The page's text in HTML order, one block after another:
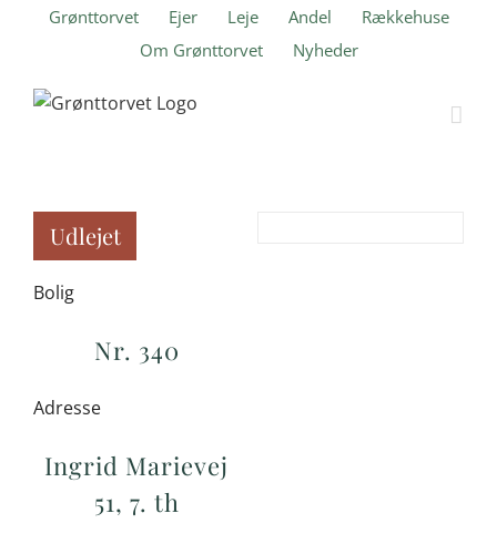
Grønttorvet Ejer Leje Andel
Rækkehuse
Om Grønttorvet
Nyheder
Udlejet
Bolig
Nr. 340
Adresse
Ingrid Marievej
51, 7. th